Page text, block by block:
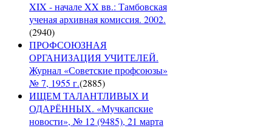
XIX - начале XX вв.: Тамбовская
ученая архивная комиссия. 2002.
(2940)
ПРОФСОЮЗНАЯ
ОРГАНИЗАЦИЯ УЧИТЕЛЕЙ.
Журнал «Советские профсоюзы»
№ 7, 1955 г.(2885)
ИЩЕМ ТАЛАНТЛИВЫХ И
ОДАРЁННЫХ. «Мучкапские
новости», № 12 (9485), 21 марта